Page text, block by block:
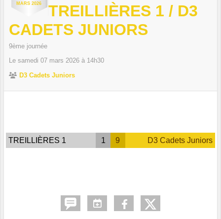
MARS 2026
TREILLIÈRES 1 / D3
CADETS JUNIORS
9ème journée
Le samedi 07 mars 2026 à 14h30
D3 Cadets Juniors
TREILLIÈRES 1 1 9 D3 Cadets Juniors